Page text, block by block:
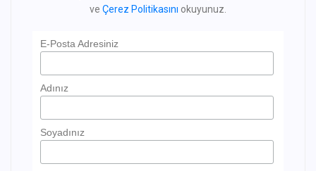
ve Çerez Politikasını okuyunuz.
E-Posta Adresiniz
Adınız
Soyadınız